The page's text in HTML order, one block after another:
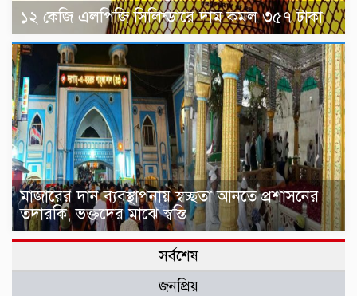
১২ কেজি এলপিজি সিলিন্ডারে দাম কমল ৩৫৭ টাকা
মাজারের দান ব্যবস্থাপনায় স্বচ্ছতা আনতে প্রশাসনের
তদারকি, ভক্তদের মাঝে স্বস্তি
সর্বশেষ
জনপ্রিয়